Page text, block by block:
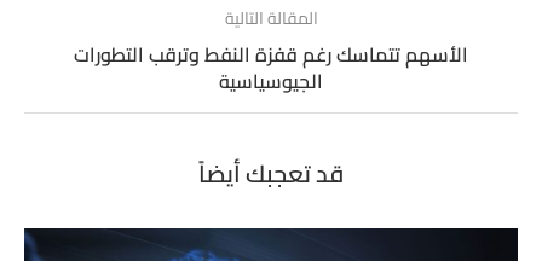
المقالة التالية
الأسهم تتماسك رغم قفزة النفط وترقب التطورات
الجيوسياسية
قد تعجبك أيضاً